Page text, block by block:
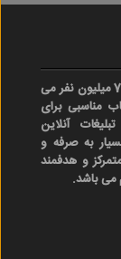
در حال حاضر کاربران اینترنت در ایران بیش از 70 میلیون نفر می
مناسبی برای
آنلاین
به صرفه و
و هدفمند
می باشد.